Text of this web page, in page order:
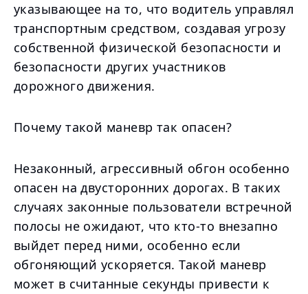
указывающее на то, что водитель управлял
транспортным средством, создавая угрозу
собственной физической безопасности и
безопасности других участников
дорожного движения.
Почему такой маневр так опасен?
Незаконный, агрессивный обгон особенно
опасен на двусторонних дорогах. В таких
случаях законные пользователи встречной
полосы не ожидают, что кто-то внезапно
выйдет перед ними, особенно если
обгоняющий ускоряется. Такой маневр
может в считанные секунды привести к